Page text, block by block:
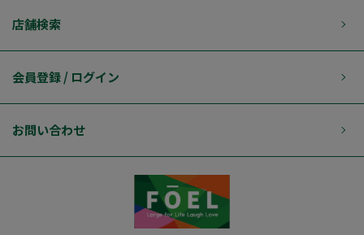
店舗検索
会員登録 / ログイン
お問い合わせ